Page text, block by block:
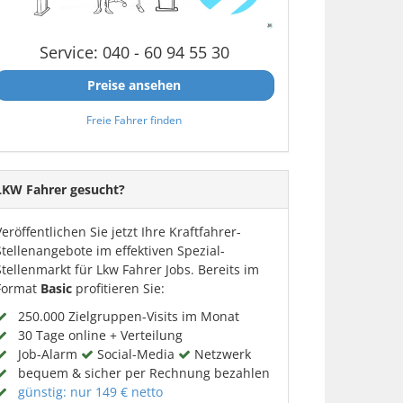
Service: 040 - 60 94 55 30
Preise ansehen
Freie Fahrer finden
Fahrer gesucht?
Sie jetzt Ihre Kraftfahrer-
im effektiven Spezial-
für Lkw Fahrer Jobs. Bereits im
Basicprofitieren Sie:
250.000 Zielgruppen-Visits im Monat
30 Tage online + Verteilung
Job-Alarm
Social-Media
Netzwerk
bequem & sicher per Rechnung bezahlen
günstig: nur 149 € netto